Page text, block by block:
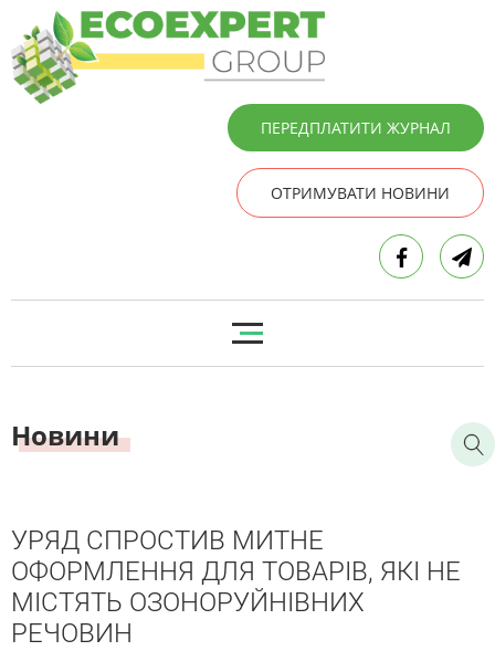
ПЕРЕДПЛАТИТИ ЖУРНАЛ
ОТРИМУВАТИ НОВИНИ
Новини
УРЯД СПРОСТИВ МИТНЕ
ОФОРМЛЕННЯ ДЛЯ ТОВАРІВ, ЯКІ НЕ
МІСТЯТЬ ОЗОНОРУЙНІВНИХ
РЕЧОВИН